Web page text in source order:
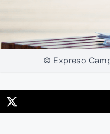
© Expreso